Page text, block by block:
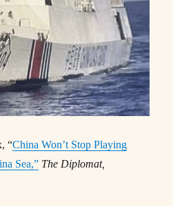
“China Won’t Stop Playing
Sea,” The Diplomat,